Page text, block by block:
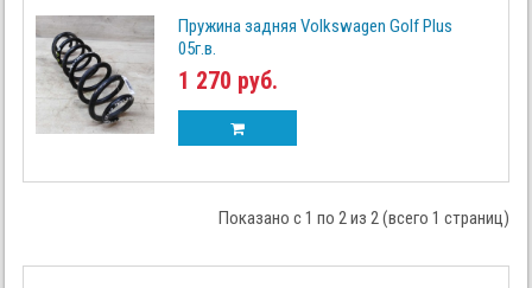
Пружина задняя Volkswagen Golf Plus
05г.в.
1 270 руб.
Показано с 1 по 2 из 2 (всего 1 страниц)